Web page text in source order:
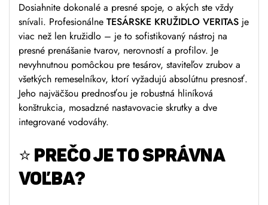
Dosiahnite dokonalé a presné spoje, o akých ste vždy
snívali. Profesionálne TESÁRSKE KRUŽIDLO VERITAS je
viac než len kružidlo – je to sofistikovaný nástroj na
presné prenášanie tvarov, nerovností a profilov. Je
nevyhnutnou pomôckou pre tesárov, staviteľov zrubov a
všetkých remeselníkov, ktorí vyžadujú absolútnu presnosť.
Jeho najväčšou prednosťou je robustná hliníková
konštrukcia, mosadzné nastavovacie skrutky a dve
integrované vodováhy.
⭐PREČO JE TO SPRÁVNA
VOĽBA?